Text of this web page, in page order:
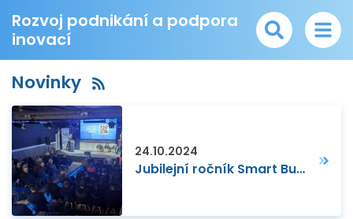
Rozvoj podnikání a podpora
inovací
Novinky
24.10.2024
Jubilejní ročník Smart Business Festivalu